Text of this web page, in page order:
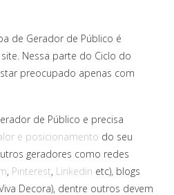
de Gerador de Público é
Nessa parte do Ciclo do
preocupado apenas com
de Público e precisa
e posicionamento do seu
geradores como redes
, Pinterest, Linkedin etc), blogs
Decora), dentre outros devem